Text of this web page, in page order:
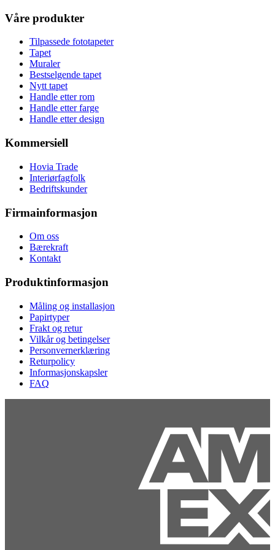
Våre produkter
Tilpassede fototapeter
Tapet
Muraler
Bestselgende tapet
Nytt tapet
Handle etter rom
Handle etter farge
Handle etter design
Kommersiell
Hovia Trade
Interiørfagfolk
Bedriftskunder
Firmainformasjon
Om oss
Bærekraft
Kontakt
Produktinformasjon
Måling og installasjon
Papirtyper
Frakt og retur
Vilkår og betingelser
Personvernerklæring
Returpolicy
Informasjonskapsler
FAQ